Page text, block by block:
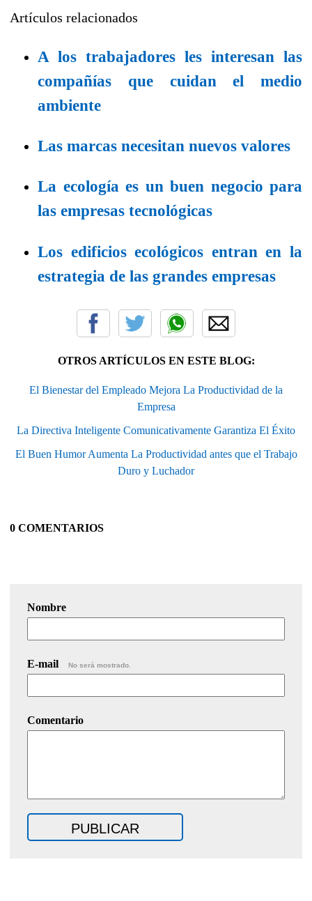
Artículos relacionados
A los trabajadores les interesan las
compañías que cuidan el medio
ambiente
Las marcas necesitan nuevos valores
La ecología es un buen negocio para
las empresas tecnológicas
Los edificios ecológicos entran en la
estrategia de las grandes empresas
OTROS ARTÍCULOS EN ESTE BLOG:
El Bienestar del Empleado Mejora La Productividad de la
Empresa
La Directiva Inteligente Comunicativamente Garantiza El Éxito
El Buen Humor Aumenta La Productividad antes que el Trabajo
Duro y Luchador
0 COMENTARIOS
Nombre
E-mail No será mostrado.
Comentario